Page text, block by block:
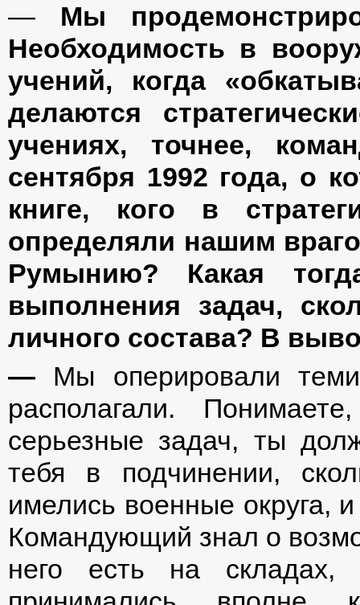
— Мы
Необходимость в
учений, когда
делаются
учениях, точнее,
сентября 1992 года, о
книге, кого в
определяли нашим
Румынию? Какая
выполнения задач,
личного состава? В
— Мы оперировали
располагали.
серьезные задач, ты
тебя в подчинении,
имелись военные округа,
Командующий знал о
него есть на